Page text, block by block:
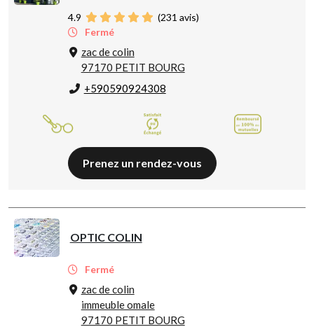
4.9 (231 avis)
Fermé
zac de colin
97170 PETIT BOURG
+590590924308
Prenez un rendez-vous
OPTIC COLIN
Fermé
zac de colin
immeuble omale
97170 PETIT BOURG